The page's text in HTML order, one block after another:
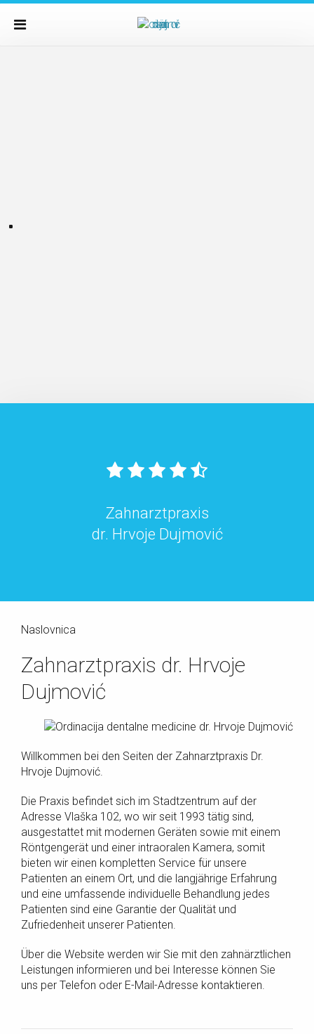
Zahnarztpraxis
dr. Hrvoje Dujmović
Naslovnica
Zahnarztpraxis dr. Hrvoje
Dujmović
Willkommen bei den Seiten der Zahnarztpraxis Dr.
Hrvoje Dujmović.
Die Praxis befindet sich im Stadtzentrum auf der
Adresse Vlaška 102, wo wir seit 1993 tätig sind,
ausgestattet mit modernen Geräten sowie mit einem
Röntgengerät und einer intraoralen Kamera, somit
bieten wir einen kompletten Service für unsere
Patienten an einem Ort, und die langjährige Erfahrung
und eine umfassende individuelle Behandlung jedes
Patienten sind eine Garantie der Qualität und
Zufriedenheit unserer Patienten.
Über die Website werden wir Sie mit den zahnärztlichen
Leistungen informieren und bei Interesse können Sie
uns per Telefon oder E-Mail-Adresse kontaktieren.